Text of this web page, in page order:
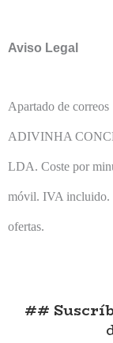
Aviso Legal
Apartado de
ADIVINHA
LDA. Coste por
móvil. IVA incluido.
ofertas.
##